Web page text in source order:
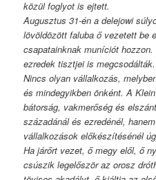
közül foglyot is ejtett.
Augusztus 31-én a delejowi
lövöldözött faluba ő vezetett be
csapatainknak muníciót
ezredek tisztjei is megcsodálták.
Nincs olyan vállalkozás,
és mindegyikben önként. A
bátorság, vakmerőség és
századánál és ezredénél,
vállalkozások előkészítésénél
Ha járőrt vezet, ő megy elől, ő
csúszik legelőször az orosz